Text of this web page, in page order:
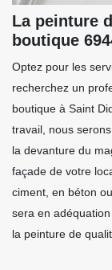
La peinture
boutique
Optez pour les
recherchez un
boutique à Saint
travail, nous
la devanture du
façade de votre
ciment, en béton
sera en
la peinture de